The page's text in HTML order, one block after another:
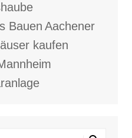
Bauen Aachener
kaufen